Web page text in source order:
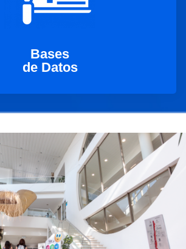
Bases
de Datos